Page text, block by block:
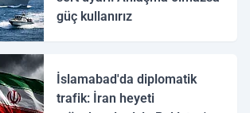
güç kullanırız
İslamabad'da diplomatik
trafik: İran heyeti